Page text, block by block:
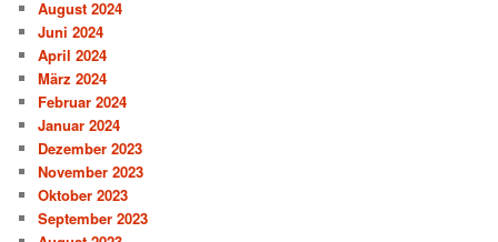
August 2024
Juni 2024
April 2024
März 2024
Februar 2024
Januar 2024
Dezember 2023
November 2023
Oktober 2023
September 2023